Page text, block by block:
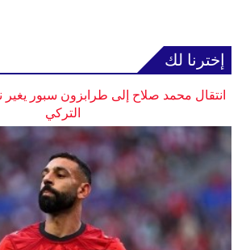
إخترنا لك
انتقال محمد صلاح إلى طرابزون سبور يغير
التركي